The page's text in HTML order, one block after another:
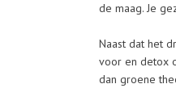
de maag. Je
Naast dat het
voor en detox
dan groene